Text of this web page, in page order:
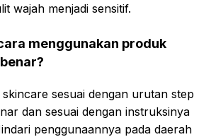
wajah menjadi sensitif.
menggunakan produk
sesuai dengan urutan step
dan sesuai dengan instruksinya
penggunaannya pada daerah